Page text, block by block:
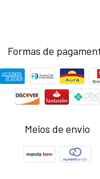
Formas de
Meios de envio